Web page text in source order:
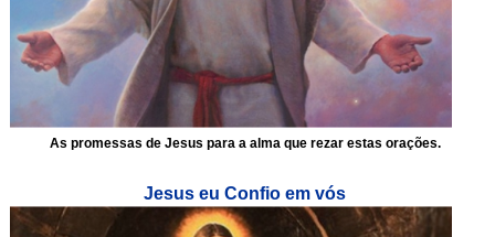
As promessas de Jesus para a alma que rezar estas orações.
Jesus eu Confio em vós